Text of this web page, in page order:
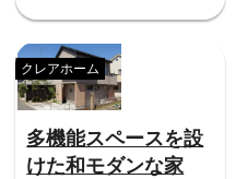
多機能スペースを設
けた和モダンな家
クレアホーム